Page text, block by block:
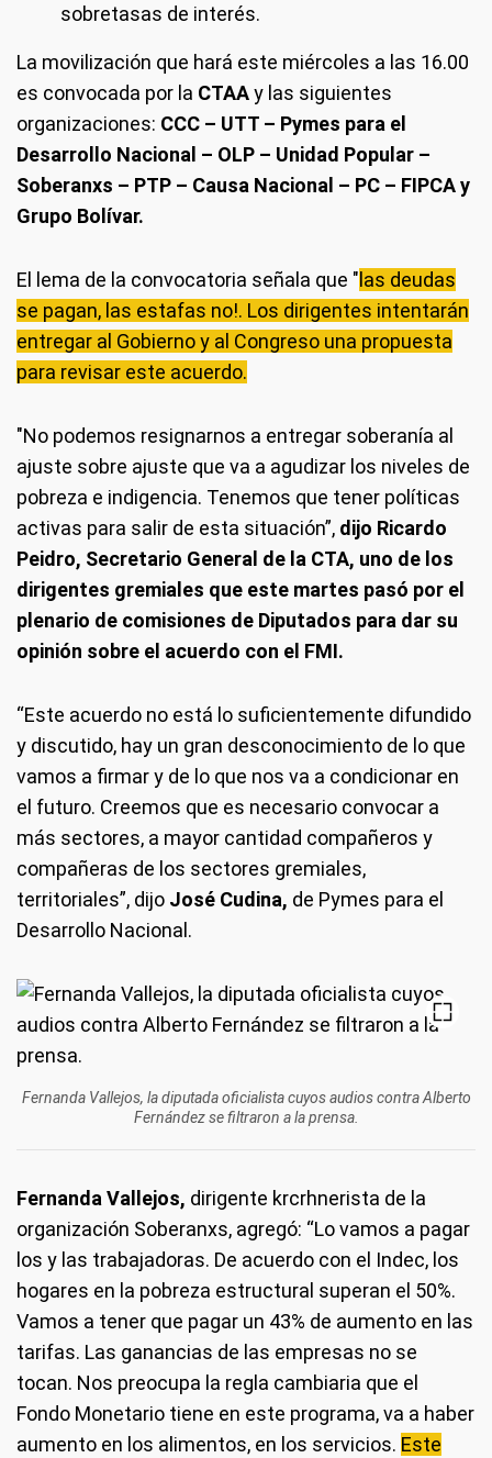
sobretasas de interés.
La movilización que hará este miércoles a las 16.00
es convocada por la CTAAy las siguientes
organizaciones: CCC – UTT – Pymes para el
Desarrollo Nacional – OLP – Unidad Popular –
Soberanxs – PTP – Causa Nacional – PC – FIPCA y
Grupo Bolívar.
El lema de la convocatoria señala que " las deudas
se pagan, las estafas no!. Los dirigentes intentarán
entregar al Gobierno y al Congreso una propuesta
para revisar este acuerdo.
"No podemos resignarnos a entregar soberanía al
ajuste sobre ajuste que va a agudizar los niveles de
pobreza e indigencia. Tenemos que tener políticas
activas para salir de esta situación”, dijo Ricardo
Peidro, Secretario General de la CTA, uno de los
dirigentes gremiales que este martes pasó por el
plenario de comisiones de Diputados para dar su
opinión sobre el acuerdo con el FMI.
“Este acuerdo no está lo suficientemente difundido
y discutido, hay un gran desconocimiento de lo que
vamos a firmar y de lo que nos va a condicionar en
el futuro. Creemos que es necesario convocar a
más sectores, a mayor cantidad compañeros y
compañeras de los sectores gremiales,
territoriales”, dijo José Cudina, de Pymes para el
Desarrollo Nacional.
Fernanda Vallejos, la diputada oficialista cuyos audios contra Alberto
Fernández se filtraron a la prensa.
Fernanda Vallejos, dirigente krcrhnerista de la
organización Soberanxs, agregó: “Lo vamos a pagar
los y las trabajadoras. De acuerdo con el Indec, los
hogares en la pobreza estructural superan el 50%.
Vamos a tener que pagar un 43% de aumento en las
tarifas. Las ganancias de las empresas no se
tocan. Nos preocupa la regla cambiaria que el
Fondo Monetario tiene en este programa, va a haber
aumento en los alimentos, en los servicios. Este